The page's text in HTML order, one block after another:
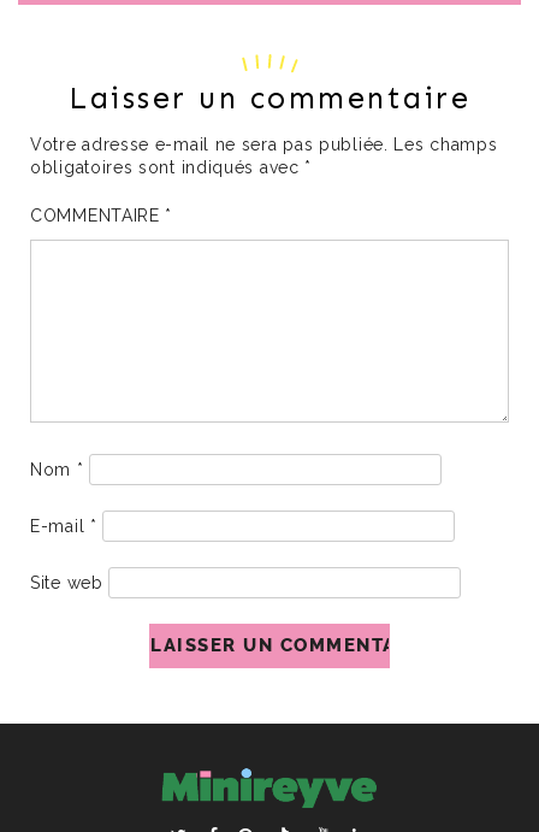
Laisser un commentaire
Votre adresse e-mail ne sera pas publiée.
Les champs
obligatoires sont indiqués avec *
COMMENTAIRE *
Nom *
E-mail *
Site web